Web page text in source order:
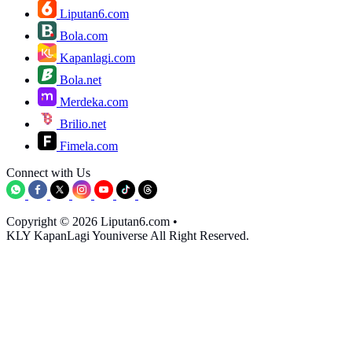
Liputan6.com
Bola.com
Kapanlagi.com
Bola.net
Merdeka.com
Brilio.net
Fimela.com
Connect with Us
Copyright © 2026 Liputan6.com •
KLY KapanLagi Youniverse All Right Reserved.